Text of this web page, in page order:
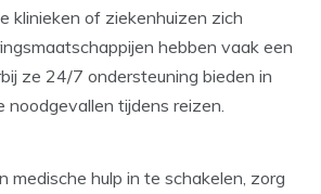
klinieken of ziekenhuizen zich
hebben vaak een
ze 24/7 ondersteuning bieden in
noodgevallen tijdens reizen.
medische hulp in te schakelen, zorg